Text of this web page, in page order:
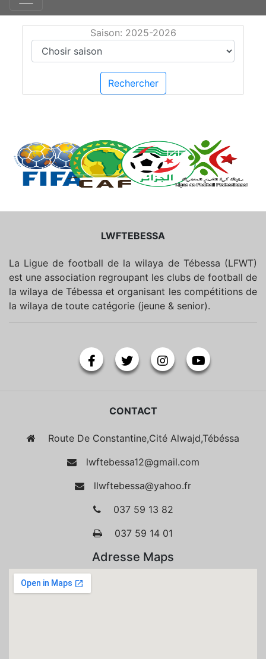
Saison: 2025-2026
Rechercher
LWFTEBESSA
La Ligue de football de la wilaya de Tébessa (LFWT)
est une association regroupant les clubs de football de
la wilaya de Tébessa et organisant les compétitions de
la wilaya de toute catégorie (jeune & senior).
CONTACT
Route De Constantine,Cité Alwajd,Tébéssa
lwftebessa12@gmail.com
llwftebessa@yahoo.fr
037 59 13 82
037 59 14 01
Adresse Maps